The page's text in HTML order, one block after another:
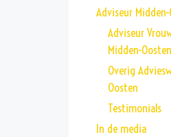
Adviseur
Adviseur
Midden-Oosten
Overig
Oosten
Testimonials
In de media